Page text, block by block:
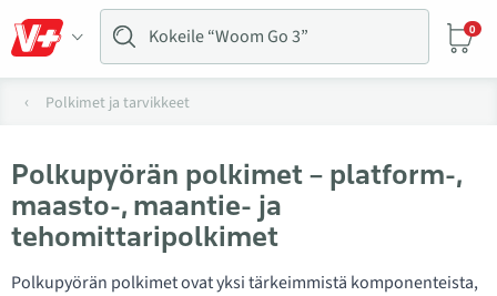
0
Polkimet ja tarvikkeet
Polkupyörän polkimet – platform-,
maasto-, maantie- ja
tehomittaripolkimet
Polkupyörän polkimet ovat yksi tärkeimmistä komponenteista,